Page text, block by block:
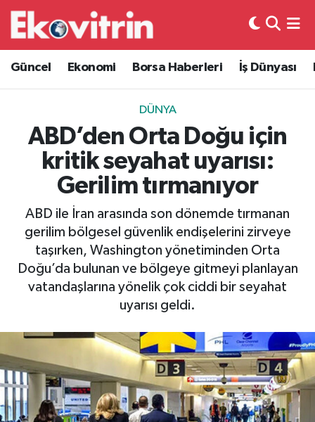
Güncel Ekonomi Borsa Haberleri İş Dünyası
DÜNYA
ABD’den Orta Doğu için
kritik seyahat uyarısı:
Gerilim tırmanıyor
ABD ile İran arasında son dönemde tırmanan
gerilim bölgesel güvenlik endişelerini zirveye
taşırken, Washington yönetiminden Orta
Doğu’da bulunan ve bölgeye gitmeyi planlayan
vatandaşlarına yönelik çok ciddi bir seyahat
uyarısı geldi.
Güncel
Ekonomi
Borsa Haberleri
İş Dünyası
Lojistik
Otovitrin
Asayiş
Gayrimenkul
Spor
Eğitim
Hava Durumu
Trafik Durumu
Süper Lig Puan Durumu ve Fikstür
Tüm Manşetler
Son Dakika Haberleri
Haber Arşivi